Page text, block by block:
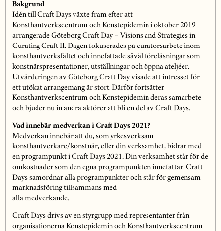
Bakgrund
Idén till Craft Days växte fram efter att
Konsthantverkscentrum och Konstepidemin i oktober 2019
arrangerade Göteborg Craft Day – Visions and Strategies in
Curating Craft II. Dagen fokuserades på curatorsarbete inom
konsthantverksfältet och innefattade såväl föreläsningar som
konstnärspresentationer, utställningar och öppna ateljéer.
Utvärderingen av Göteborg Craft Day visade att intresset för
ett utökat arrangemang är stort. Därför fortsätter
Konsthantverkscentrum och Konstepidemin deras samarbete
och bjuder nu in andra aktörer att bli en del av Craft Days.
Vad innebär medverkan i Craft Days 2021?
Medverkan innebär att du, som yrkesverksam
konsthantverkare/konstnär, eller din verksamhet, bidrar med
en programpunkt i Craft Days 2021. Din verksamhet står för de
omkostnader som den egna programpunkten innefattar. Craft
Days samordnar alla programpunkter och står för gemensam
marknadsföring tillsammans med
alla medverkande.
Craft Days drivs av en styrgrupp med representanter från
organisationerna Konstepidemin och Konsthantverkscentrum